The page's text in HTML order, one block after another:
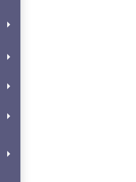
arrow_right
arrow_right
arrow_right
arrow_right
arrow_right